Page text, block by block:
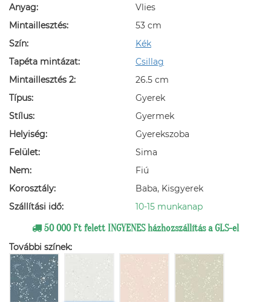
Anyag:
Vlies
Mintaillesztés:
53 cm
Szín:
Kék
Tapéta mintázat:
Csillag
Mintaillesztés 2:
26.5 cm
Típus:
Gyerek
Stílus:
Gyermek
Helyiség:
Gyerekszoba
Felület:
Sima
Nem:
Fiú
Korosztály:
Baba, Kisgyerek
Szállítási idő:
10-15 munkanap
50 000 Ft felett INGYENES házhozszállítás a GLS-el
További színek: